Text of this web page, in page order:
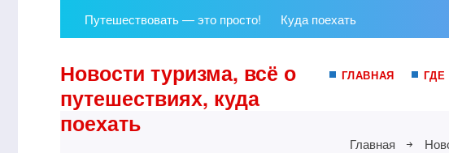
Путешествовать — это просто! Куда поехать
Новости туризма, всё о
путешествиях, куда
поехать
ГЛАВНАЯ
Главная